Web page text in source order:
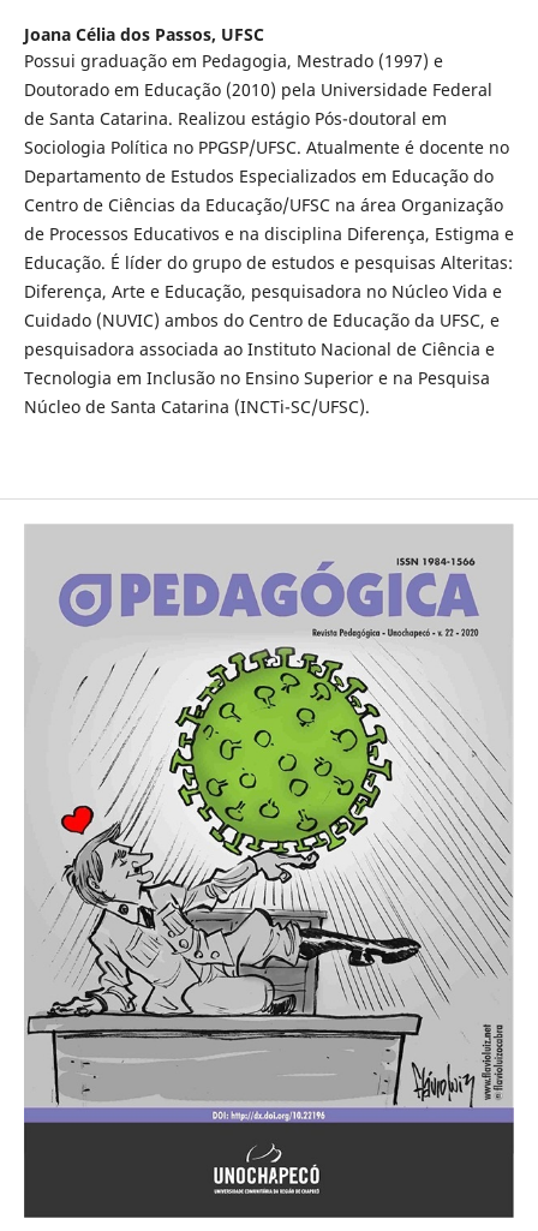
Joana Célia dos Passos, UFSC
Possui graduação em Pedagogia, Mestrado (1997) e
Doutorado em Educação (2010) pela Universidade Federal
de Santa Catarina. Realizou estágio Pós-doutoral em
Sociologia Política no PPGSP/UFSC. Atualmente é docente no
Departamento de Estudos Especializados em Educação do
Centro de Ciências da Educação/UFSC na área Organização
de Processos Educativos e na disciplina Diferença, Estigma e
Educação. É líder do grupo de estudos e pesquisas Alteritas:
Diferença, Arte e Educação, pesquisadora no Núcleo Vida e
Cuidado (NUVIC) ambos do Centro de Educação da UFSC, e
pesquisadora associada ao Instituto Nacional de Ciência e
Tecnologia em Inclusão no Ensino Superior e na Pesquisa
Núcleo de Santa Catarina (INCTi-SC/UFSC).